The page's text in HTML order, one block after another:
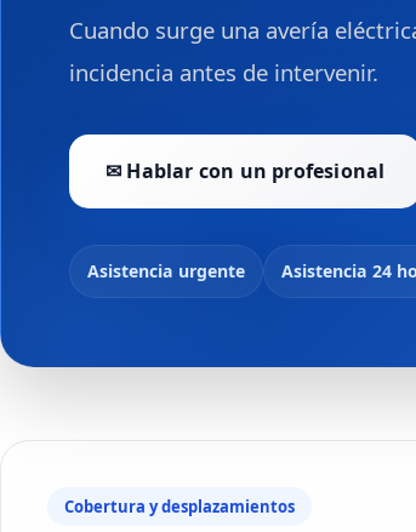
Cuando surge una avería
incidencia antes de intervenir.
✉ Hablar con un profesional
Asistencia urgente Asistencia 24
Cobertura y desplazamientos